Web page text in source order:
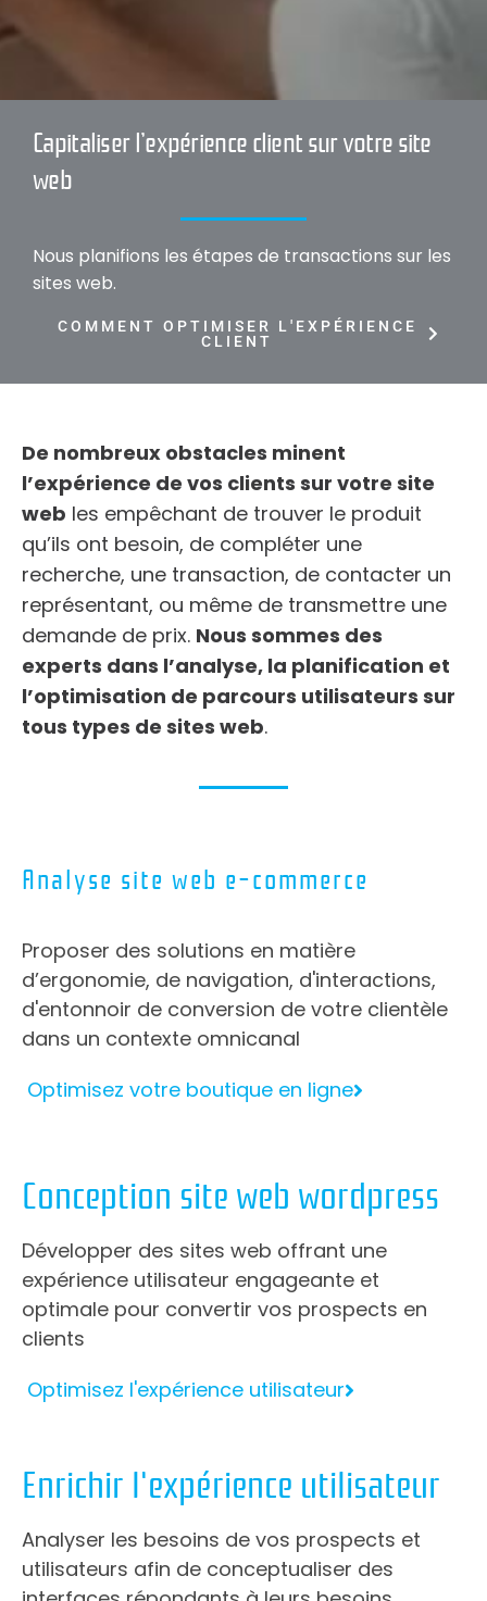
Capitaliser l’expérience client sur votre site
web
Nous planifions les étapes de transactions sur les
sites web.
COMMENT OPTIMISER L'EXPÉRIENCE
CLIENT
De nombreux obstacles minent
l’expérience de vos clients sur votre site
web les empêchant de trouver le produit
qu’ils ont besoin, de compléter une
recherche, une transaction, de contacter un
représentant, ou même de transmettre une
demande de prix. Nous sommes des
experts dans l’analyse, la planification et
l’optimisation de parcours utilisateurs sur
tous types de sites web.
Enrichir l'expérience utilisateur
Analyser les besoins de vos prospects et
utilisateurs afin de conceptualiser des
Conception site web wordpress
Développer des sites web offrant une
expérience utilisateur engageante et
optimale pour convertir vos prospects en
clients
Optimisez l'expérience utilisateur
Analyse site web e-commerce
Proposer des solutions en matière
d’ergonomie, de navigation, d'interactions,
d'entonnoir de conversion de votre clientèle
dans un contexte omnicanal
Optimisez votre boutique en ligne